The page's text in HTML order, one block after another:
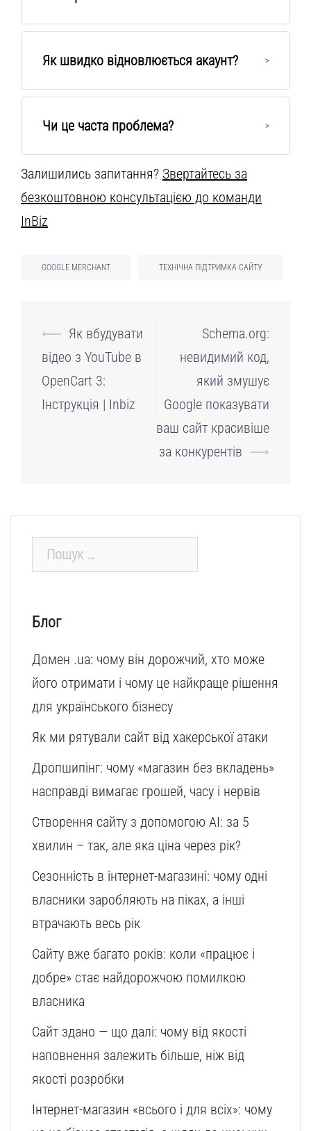
Як швидко відновлюється акаунт?
Чи це часта проблема?
Залишились запитання? Звертайтесь за
безкоштовною консультацією до команди
InBiz
GOOGLE MERCHANT ТЕХНІЧНА ПІДТРИМКА САЙТУ
Навігація
по
запису
⟵ Як вбудувати
відео з YouTube в
OpenCart 3:
Інструкція | Inbiz
Schema.org:
невидимий код,
який змушує
Google показувати
ваш сайт красивіше
за конкурентів ⟶
Пошук:
Блог
Домен .ua: чому він дорожчий, хто може
його отримати і чому це найкраще рішення
для українського бізнесу
Як ми рятували сайт від хакерської атаки
Дропшипінг: чому «магазин без вкладень»
насправді вимагає грошей, часу і нервів
Створення сайту з допомогою AI: за 5
хвилин – так, але яка ціна через рік?
Сезонність в інтернет-магазині: чому одні
власники заробляють на піках, а інші
втрачають весь рік
Сайту вже багато років: коли «працює і
добре» стає найдорожчою помилкою
власника
Сайт здано — що далі: чому від якості
наповнення залежить більше, ніж від
якості розробки
Інтернет-магазин «всього і для всіх»: чому